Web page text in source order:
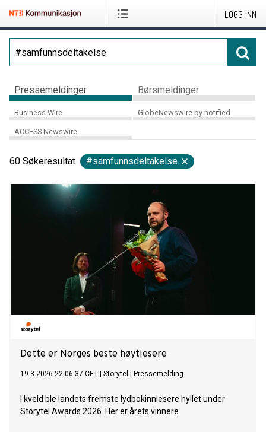
LOGG INN
Pressemeldinger Børsmeldinger
Business Wire GlobeNewswire by notified
ACCESS Newswire
60 Søkeresultat #samfunnsdeltakelse
Dette er Norges beste høytlesere
19.3.2026 22:06:37 CET Storytel Pressemelding
I kveld ble landets fremste lydbokinnlesere hyllet under
Storytel Awards 2026. Her er årets vinnere.